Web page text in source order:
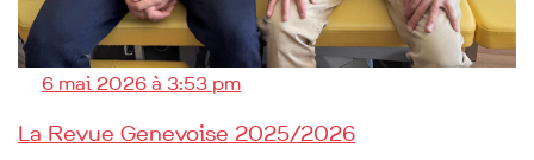
6 mai 2026 à 3:53 pm
La Revue Genevoise 2025/2026